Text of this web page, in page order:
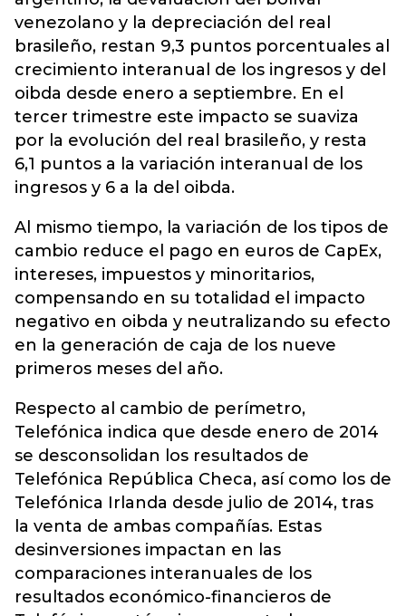
venezolano y la depreciación del real
brasileño, restan 9,3 puntos porcentuales al
crecimiento interanual de los ingresos y del
oibda desde enero a septiembre. En el
tercer trimestre este impacto se suaviza
por la evolución del real brasileño, y resta
6,1 puntos a la variación interanual de los
ingresos y 6 a la del oibda.
Al mismo tiempo, la variación de los tipos de
cambio reduce el pago en euros de CapEx,
intereses, impuestos y minoritarios,
compensando en su totalidad el impacto
negativo en oibda y neutralizando su efecto
en la generación de caja de los nueve
primeros meses del año.
Respecto al cambio de perímetro,
Telefónica indica que desde enero de 2014
se desconsolidan los resultados de
Telefónica República Checa, así como los de
Telefónica Irlanda desde julio de 2014, tras
la venta de ambas compañías. Estas
desinversiones impactan en las
comparaciones interanuales de los
resultados económico-financieros de